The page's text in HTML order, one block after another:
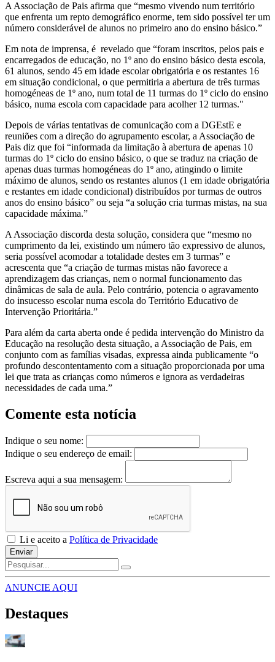
A Associação de Pais afirma que “mesmo vivendo num território
que enfrenta um repto demográfico enorme, tem sido possível ter um
número considerável de alunos no primeiro ano do ensino básico.”
Em nota de imprensa, é revelado que “foram inscritos, pelos pais e
encarregados de educação, no 1º ano do ensino básico desta escola,
61 alunos, sendo 45 em idade escolar obrigatória e os restantes 16
em situação condicional, o que permitiria a abertura de três turmas
homogéneas de 1º ano, num total de 11 turmas do 1º ciclo do ensino
básico, numa escola com capacidade para acolher 12 turmas."
Depois de várias tentativas de comunicação com a DGEstE e
reuniões com a direção do agrupamento escolar, a Associação de
Pais diz que foi “informada da limitação à abertura de apenas 10
turmas do 1º ciclo do ensino básico, o que se traduz na criação de
apenas duas turmas homogéneas do 1º ano, atingindo o limite
máximo de alunos, sendo os restantes alunos (1 em idade obrigatória
e restantes em idade condicional) distribuídos por turmas de outros
anos do ensino básico” ou seja “a solução cria turmas mistas, na sua
capacidade máxima.”
A Associação discorda desta solução, considera que “mesmo no
cumprimento da lei, existindo um número tão expressivo de alunos,
seria possível acomodar a totalidade destes em 3 turmas” e
acrescenta que “a criação de turmas mistas não favorece a
aprendizagem das crianças, nem o normal funcionamento das
dinâmicas de sala de aula. Pelo contrário, potencia o agravamento
do insucesso escolar numa escola do Território Educativo de
Intervenção Prioritária.”
Para além da carta aberta onde é pedida intervenção do Ministro da
Educação na resolução desta situação, a Associação de Pais, em
conjunto com as famílias visadas, expressa ainda publicamente “o
profundo descontentamento com a situação proporcionada por uma
lei que trata as crianças como números e ignora as verdadeiras
necessidades de cada uma.”
Comente esta notícia
Indique o seu nome:
Indique o seu endereço de email:
Escreva aqui a sua mensagem:
Li e aceito a Política de Privacidade
Enviar
ANUNCIE AQUI
Destaques